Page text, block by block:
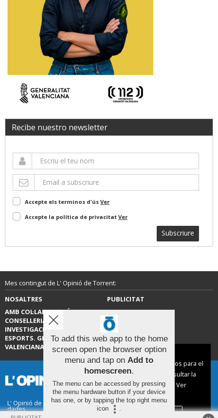
Recibe nuestro newsletter
Accepte els terminos d'ús Ver
Accepte la política de privacitat Ver
Subscriure
Mes contingut de L' Opinió de Torrent:
NOSALTRES
PUBLICITAT
AMB COL·LABORACIÓ DE LA
CONSELLERIA D’EDUCACIÓ,
INVESTIGACIÓ, CULTURA I
ESPORTS. GENERALITAT
VALENCIANA.
CONTACTE
L' Opinió de Torrent |Termes d'ús| Protecció de
dades
To add this web app to the home
screen open the browser option
menu and tap on Add to
homescreen.
The menu can be accessed by pressing
the menu hardware button if your device
has one, or by tapping the top right menu
icon
.
Aviso sobre el Uso de cookies:
Utilizamos cookies nuestras y de terceros para el
funcionamiento del digital. Puedes consultar la
lista de cookies y como desconectarlas.
Ver
nuestra Política de Privacidad y Cookies
Aceptar Cookies
Personalizar